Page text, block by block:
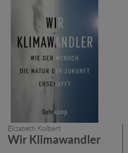
Elizabeth Kolbert
Wir Klimawandler